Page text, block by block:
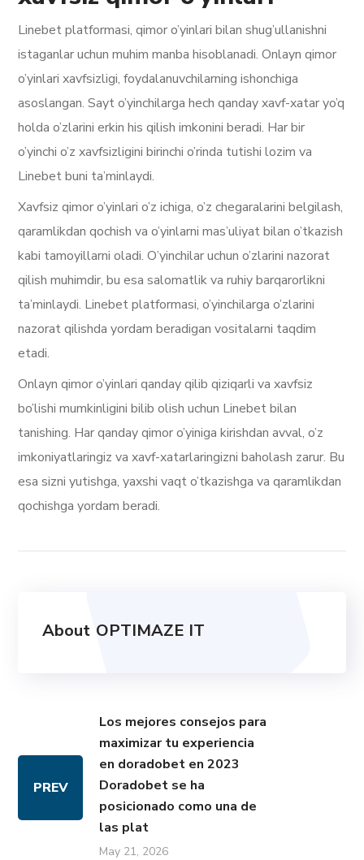
Linebet platformasi, qimor o’yinlari bilan shug’ullanishni
istaganlar uchun muhim manba hisoblanadi. Onlayn qimor
o’yinlari xavfsizligi, foydalanuvchilarning ishonchiga
asoslangan. Sayt o’yinchilarga hech qanday xavf-xatar yo’q
holda o’zlarini erkin his qilish imkonini beradi. Har bir
o’yinchi o’z xavfsizligini birinchi o’rinda tutishi lozim va
Linebet buni ta’minlaydi.
Xavfsiz qimor o’yinlari o’z ichiga, o’z chegaralarini belgilash,
qaramlikdan qochish va o’yinlarni mas’uliyat bilan o’tkazish
kabi tamoyillarni oladi. O’yinchilar uchun o’zlarini nazorat
qilish muhimdir, bu esa salomatlik va ruhiy barqarorlikni
ta’minlaydi. Linebet platformasi, o’yinchilarga o’zlarini
nazorat qilishda yordam beradigan vositalarni taqdim
etadi.
Onlayn qimor o’yinlari qanday qilib qiziqarli va xavfsiz
bo’lishi mumkinligini bilib olish uchun Linebet bilan
tanishing. Har qanday qimor o’yiniga kirishdan avval, o’z
imkoniyatlaringiz va xavf-xatarlaringizni baholash zarur. Bu
esa sizni yutishga, yaxshi vaqt o’tkazishga va qaramlikdan
qochishga yordam beradi.
About OPTIMAZE IT
PREV
Los mejores consejos para
maximizar tu experiencia
en doradobet en 2023
Doradobet se ha
posicionado como una de
las plat
May 21, 2026